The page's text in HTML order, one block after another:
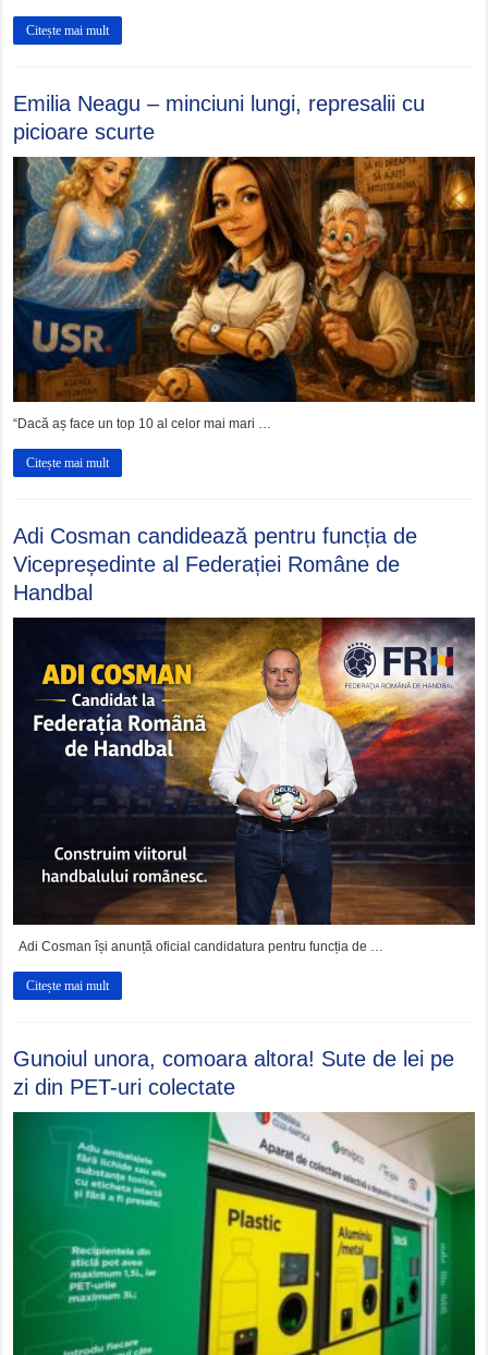
Citește mai mult
Emilia Neagu – minciuni lungi, represalii cu
picioare scurte
“Dacă aș face un top 10 al celor mai mari …
Citește mai mult
Adi Cosman candidează pentru funcția de
Vicepreședinte al Federației Române de
Handbal
Adi Cosman își anunță oficial candidatura pentru funcția de …
Citește mai mult
Gunoiul unora, comoara altora! Sute de lei pe
zi din PET-uri colectate